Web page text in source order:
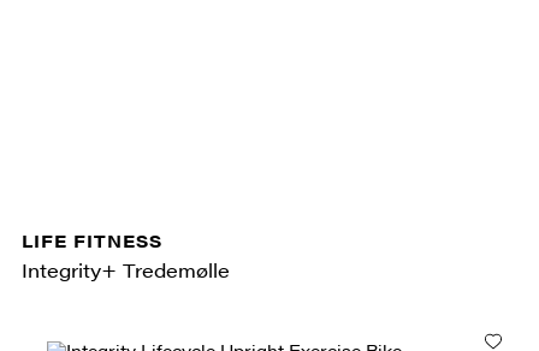
LIFE FITNESS
Integrity+ Tredemølle